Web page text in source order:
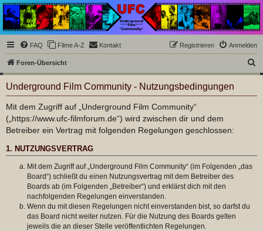
Underground Film
Community
Die Underground Film Community ist ein deutschsprachiges Filmforum und ein Paradies
für Cineasten und Filmsüchtige jenseits des Mainstreams.
FAQ Filme A-Z Kontakt Anmelden
Registrieren
Foren-Übersicht
u
Underground Film Community - Nutzungsbedingungen
Mit dem Zugriff auf „Underground Film Community“
(„https://www.ufc-filmforum.de“) wird zwischen dir und dem
Betreiber ein Vertrag mit folgenden Regelungen geschlossen:
1. NUTZUNGSVERTRAG
Mit dem Zugriff auf „Underground Film Community“ (im Folgenden „das
Board“) schließt du einen Nutzungsvertrag mit dem Betreiber des
Boards ab (im Folgenden „Betreiber“) und erklärst dich mit den
nachfolgenden Regelungen einverstanden.
Wenn du mit diesen Regelungen nicht einverstanden bist, so darfst du
das Board nicht weiter nutzen. Für die Nutzung des Boards gelten
jeweils die an dieser Stelle veröffentlichten Regelungen.